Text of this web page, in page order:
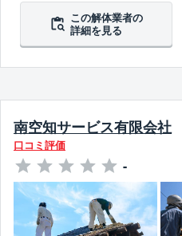
この解体業者の
詳細を見る
南空知サービス有限会社
口コミ評価
-